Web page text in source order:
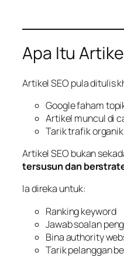
Apa Itu
Artikel SEO pula ditulis
Google faham
Artikel muncul di
Tarik trafik
Artikel SEO bukan
tersusun dan
Ia direka untuk:
Ranking keyword
Jawab soalan
Bina authority
Tarik pelanggan